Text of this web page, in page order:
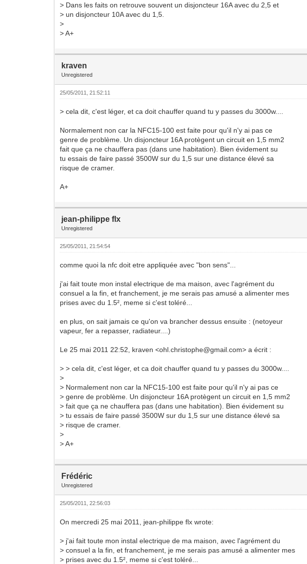
> Dans les faits on retrouve souvent un disjoncteur 16A avec du 2,5 et
> un disjoncteur 10A avec du 1,5.
>
> A+
kraven
Unregistered
25/05/2011, 21:52:11
> cela dit, c'est léger, et ca doit chauffer quand tu y passes du 3000w....
Normalement non car la NFC15-100 est faite pour qu'il n'y ai pas ce
genre de problème. Un disjoncteur 16A protègent un circuit en 1,5 mm2
fait que ça ne chauffera pas (dans une habitation). Bien évidement su
tu essais de faire passé 3500W sur du 1,5 sur une distance élevé sa
risque de cramer.
A+
jean-philippe flx
Unregistered
25/05/2011, 21:54:54
comme quoi la nfc doit etre appliquée avec "bon sens"...
j'ai fait toute mon instal electrique de ma maison, avec l'agrément du
consuel a la fin, et franchement, je me serais pas amusé a alimenter mes
prises avec du 1.5², meme si c'est toléré...
en plus, on sait jamais ce qu'on va brancher dessus ensuite : (netoyeur
vapeur, fer a repasser, radiateur....)
Le 25 mai 2011 22:52, kraven <ohl.christophe@gmail.com> a écrit :
> > cela dit, c'est léger, et ca doit chauffer quand tu y passes du 3000w....
>
> Normalement non car la NFC15-100 est faite pour qu'il n'y ai pas ce
> genre de problème. Un disjoncteur 16A protègent un circuit en 1,5 mm2
> fait que ça ne chauffera pas (dans une habitation). Bien évidement su
> tu essais de faire passé 3500W sur du 1,5 sur une distance élevé sa
> risque de cramer.
>
> A+
Frédéric
Unregistered
25/05/2011, 22:56:03
On mercredi 25 mai 2011, jean-philippe flx wrote:
> j'ai fait toute mon instal electrique de ma maison, avec l'agrément du
> consuel a la fin, et franchement, je me serais pas amusé a alimenter mes
> prises avec du 1.5², meme si c'est toléré...